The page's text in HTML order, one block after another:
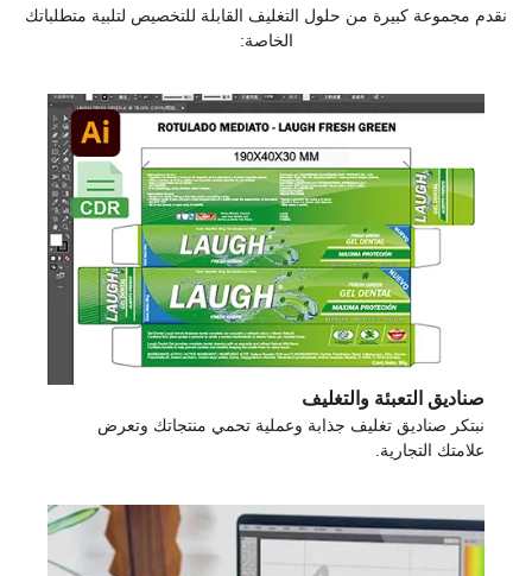
نقدم مجموعة كبيرة من حلول التغليف القابلة للتخصيص لتلبية متطلباتك
الخاصة:
صناديق التعبئة والتغليف
نبتكر صناديق تغليف جذابة وعملية تحمي منتجاتك وتعرض
علامتك التجارية.